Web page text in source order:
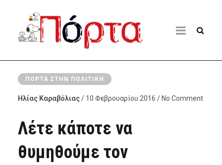
ΠΌΡΤΑ ΣΤΗΝ ΠΟΛΙΤΙΚΉ
Ηλίας Καραβόλιας/ 10 Φεβρουαρίου 2016 / No Comment
Λέτε κάποτε να
θυμηθούμε τον